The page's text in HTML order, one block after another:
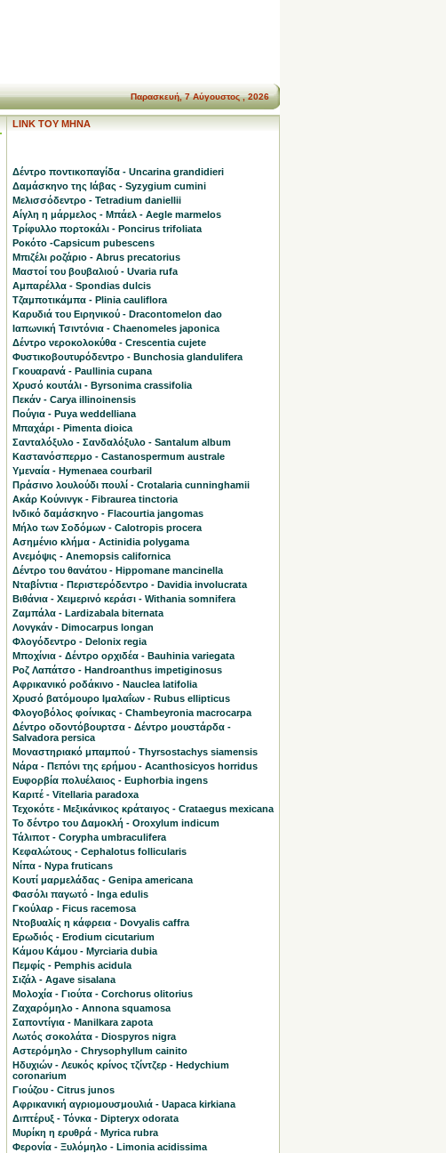
Παρασκευή, 7 Αύγουστος , 2026
LINK ΤΟΥ ΜΗΝΑ
Δέντρο ποντικοπαγίδα - Uncarina grandidieri
Δαμάσκηνο της Ιάβας - Syzygium cumini
Μελισσόδεντρο - Tetradium daniellii
Αίγλη η μάρμελος - Μπάελ - Aegle marmelos
Τρίφυλλο πορτοκάλι - Poncirus trifoliata
Ροκότο -Capsicum pubescens
Μπιζέλι ροζάριο - Abrus precatorius
Μαστοί του βουβαλιού - Uvaria rufa
Αμπαρέλλα - Spondias dulcis
Τζαμποτικάμπα - Plinia cauliflora
Καρυδιά του Ειρηνικού - Dracontomelon dao
Ιαπωνική Τσιντόνια - Chaenomeles japonica
Δέντρο νεροκολοκύθα - Crescentia cujete
Φυστικοβουτυρόδεντρο - Bunchosia glandulifera
Γκουαρανά - Paullinia cupana
Χρυσό κουτάλι - Byrsonima crassifolia
Πεκάν - Carya illinoinensis
Πούγια - Puya weddelliana
Μπαχάρι - Pimenta dioica
Σανταλόξυλο - Σανδαλόξυλο - Santalum album
Καστανόσπερμο - Castanospermum australe
Υμεναία - Hymenaea courbaril
Πράσινο λουλούδι πουλί - Crotalaria cunninghamii
Ακάρ Κούνινγκ - Fibraurea tinctoria
Ινδικό δαμάσκηνο - Flacourtia jangomas
Μήλο των Σοδόμων - Calotropis procera
Ασημένιο κλήμα - Actinidia polygama
Ανεμόψις - Anemopsis californica
Δέντρο του θανάτου - Hippomane mancinella
Νταβίντια - Περιστερόδεντρο - Davidia involucrata
Βιθάνια - Χειμερινό κεράσι - Withania somnifera
Ζαμπάλα - Lardizabala biternata
Λονγκάν - Dimocarpus longan
Φλογόδεντρο - Delonix regia
Μποχίνια - Δέντρο ορχιδέα - Bauhinia variegata
Ροζ Λαπάτσο - Handroanthus impetiginosus
Αφρικανικό ροδάκινο - Nauclea latifolia
Χρυσό βατόμουρο Ιμαλαΐων - Rubus ellipticus
Φλογοβόλος φοίνικας - Chambeyronia macrocarpa
Δέντρο οδοντόβουρτσα - Δέντρο μουστάρδα -
Salvadora persica
Μοναστηριακό μπαμπού - Thyrsostachys siamensis
Νάρα - Πεπόνι της ερήμου - Acanthosicyos horridus
Ευφορβία πολυέλαιος - Euphorbia ingens
Καριτέ - Vitellaria paradoxa
Τεχοκότε - Μεξικάνικος κράταιγος - Crataegus mexicana
Το δέντρο του Δαμοκλή - Oroxylum indicum
Τάλιποτ - Corypha umbraculifera
Κεφαλώτους - Cephalotus follicularis
Νίπα - Nypa fruticans
Κουτί μαρμελάδας - Genipa americana
Φασόλι παγωτό - Inga edulis
Γκούλαρ - Ficus racemosa
Ντοβυαλίς η κάφρεια - Dovyalis caffra
Ερωδιός - Erodium cicutarium
Κάμου Κάμου - Myrciaria dubia
Πεμφίς - Pemphis acidula
Σιζάλ - Agave sisalana
Μολοχία - Γιούτα - Corchorus olitorius
Ζαχαρόμηλο - Annona squamosa
Σαποντίγια - Manilkara zapota
Λωτός σοκολάτα - Diospyros nigra
Αστερόμηλο - Chrysophyllum cainito
Ηδυχιών - Λευκός κρίνος τζίντζερ - Hedychium
coronarium
Γιούζου - Citrus junos
Αφρικανική αγριομουσμουλιά - Uapaca kirkiana
Διπτέρυξ - Τόνκα - Dipteryx odorata
Μυρίκη η ερυθρά - Myrica rubra
Φερονία - Ξυλόμηλο - Limonia acidissima